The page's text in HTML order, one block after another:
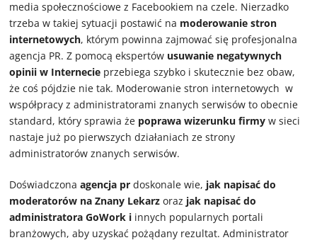
media społecznościowe z Facebookiem na czele. Nierzadko
trzeba w takiej sytuacji postawić na moderowanie stron
internetowych, którym powinna zajmować się profesjonalna
agencja PR. Z pomocą ekspertów usuwanie negatywnych
opinii w Internecie przebiega szybko i skutecznie bez obaw,
że coś pójdzie nie tak. Moderowanie stron internetowych w
współpracy z administratorami znanych serwisów to obecnie
standard, który sprawia że poprawa wizerunku firmy w sieci
nastaje już po pierwszych działaniach ze strony
administratorów znanych serwisów.
Doświadczonaagencja pr doskonale wie, jak napisać do
moderatorów na Znany Lekarz oraz jak napisać do
administratora GoWork i innych popularnych portali
branżowych, aby uzyskać pożądany rezultat. Administrator